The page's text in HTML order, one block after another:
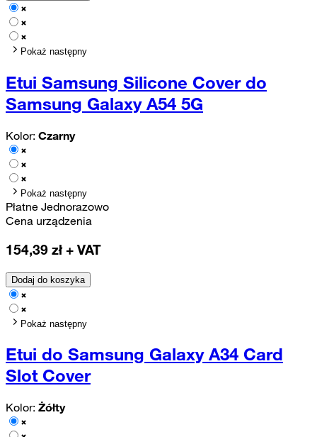
Pokaż następny
Etui Samsung Silicone Cover do
Samsung Galaxy A54 5G
Kolor: Czarny
Pokaż następny
Płatne Jednorazowo
Cena urządzenia
154,39 zł + VAT
Dodaj do koszyka
Pokaż następny
Etui do Samsung Galaxy A34 Card
Slot Cover
Kolor: Żółty